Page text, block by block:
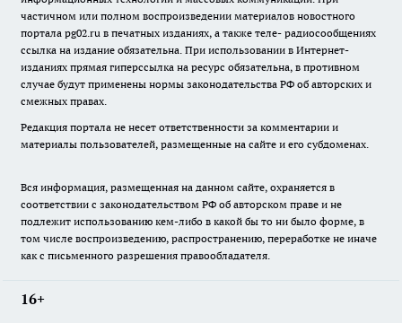
частичном или полном воспроизведении материалов новостного
портала pg02.ru в печатных изданиях, а также теле- радиосообщениях
ссылка на издание обязательна. При использовании в Интернет-
изданиях прямая гиперссылка на ресурс обязательна, в противном
случае будут применены нормы законодательства РФ об авторских и
смежных правах.
Редакция портала не несет ответственности за комментарии и
материалы пользователей, размещенные на сайте и его субдоменах.
Вся информация, размещенная на данном сайте, охраняется в
соответствии с законодательством РФ об авторском праве и не
подлежит использованию кем-либо в какой бы то ни было форме, в
том числе воспроизведению, распространению, переработке не иначе
как с письменного разрешения правообладателя.
16+